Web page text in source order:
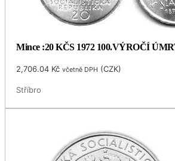
Mince :20 KČS 1972 100.VÝROČÍ
2,706.04 Kč včetně DPH (CZK)
Stříbro